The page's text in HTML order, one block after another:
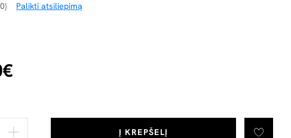
Palikti atsiliepimą
Į KREPŠELĮ